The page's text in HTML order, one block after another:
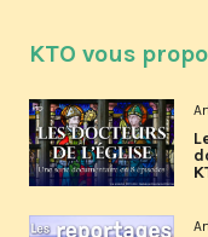
KTO vous